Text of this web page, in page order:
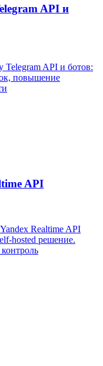
API и
Telegram API и ботов:
повышение
API
Realtime API
hosted решение.